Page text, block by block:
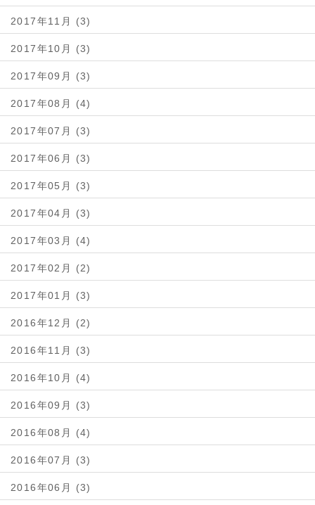
2017年11月 (3)
2017年10月 (3)
2017年09月 (3)
2017年08月 (4)
2017年07月 (3)
2017年06月 (3)
2017年05月 (3)
2017年04月 (3)
2017年03月 (4)
2017年02月 (2)
2017年01月 (3)
2016年12月 (2)
2016年11月 (3)
2016年10月 (4)
2016年09月 (3)
2016年08月 (4)
2016年07月 (3)
2016年06月 (3)